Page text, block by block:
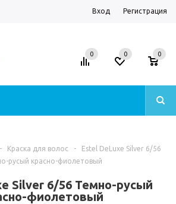
Вход Регистрация
0 0 0
- Краска для волос -
Estel DeLuxe Silver 6/56
русый красно-фиолетовый
Silver 6/56 Темно-русый
фиолетовый